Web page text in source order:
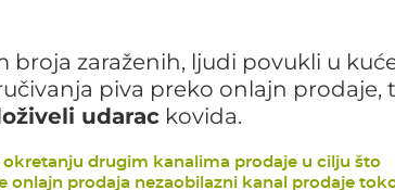
broja zaraženih, ljudi povukli u
piva preko onlajn prodaje,
udarac kovida.
drugim kanalima prodaje u cilju što
onlajn prodaja nezaobilazni kanal prodaje